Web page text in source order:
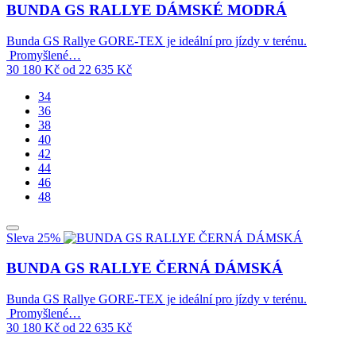
BUNDA GS RALLYE DÁMSKÉ MODRÁ
Bunda GS Rallye GORE-TEX je ideální pro jízdy v terénu.
Promyšlené…
30 180 Kč od 22 635 Kč
34
36
38
40
42
44
46
48
Sleva 25%
BUNDA GS RALLYE ČERNÁ DÁMSKÁ
Bunda GS Rallye GORE-TEX je ideální pro jízdy v terénu.
Promyšlené…
30 180 Kč od 22 635 Kč